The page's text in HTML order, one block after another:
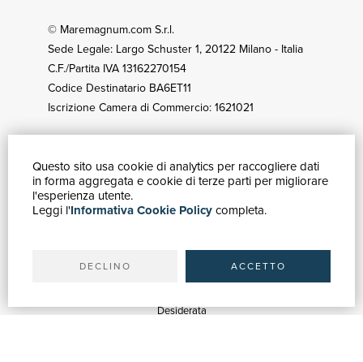
Questo sito usa cookie di analytics per raccogliere dati
in forma aggregata e cookie di terze parti per migliorare
l'esperienza utente.
Leggi l'Informativa Cookie Policycompleta.
DECLINO ACCETTO
© Maremagnum.com S.r.l.
Sede Legale: Largo Schuster 1, 20122 Milano - Italia
C.F./Partita IVA 13162270154
Codice Destinatario BA6ET11
Iscrizione Camera di Commercio: 1621021
GUIDA ACQUISTI
Catalogo
Ricerca avanzata
Spedizioni
Desiderata